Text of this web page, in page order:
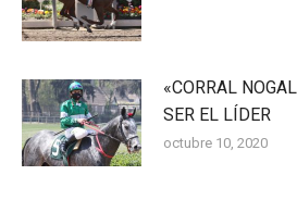
«CORRAL
SER EL LÍDER
octubre 10, 2020